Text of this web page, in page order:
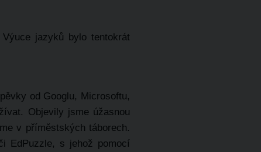
jazyků bylo tentokrát
od Googlu, Microsoftu,
Objevily jsme úžasnou
v příměstských táborech.
EdPuzzle, s jehož pomocí